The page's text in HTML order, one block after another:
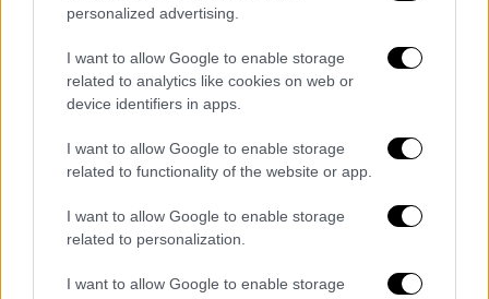
personalized advertising.
I want to allow Google to enable storage
related to analytics like cookies on web or
device identifiers in apps.
I want to allow Google to enable storage
related to functionality of the website or app.
I want to allow Google to enable storage
related to personalization.
I want to allow Google to enable storage
Το αυτοκίνητό του βρέθηκε
εγκαταλελειμμένο κοντά στην παλιά γέφυρα
Severn, αλλά δεν βρέθηκε ποτέ ίχνος του.
Ο δημιουργός του γκράφιτι είπε ότι το έργο
του είναι «φόρος τιμής» στον κιθαρίστα.
Τα σχολιά σας δημοσιεύονται άμεσα με δική σας ευθύνη. Το